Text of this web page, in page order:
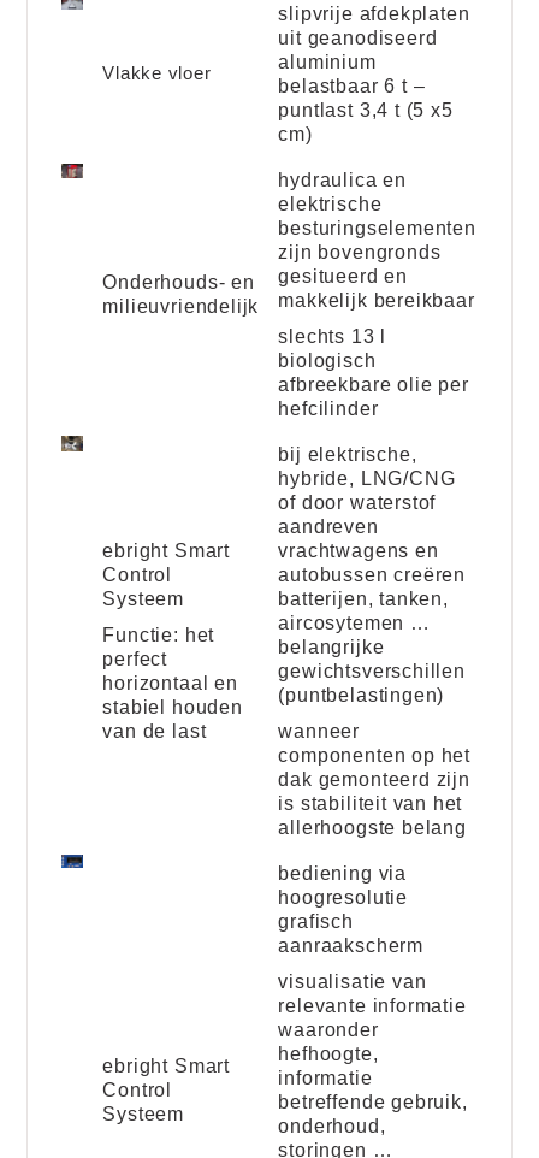
Vlakke vloer
slipvrije afdekplaten
uit geanodiseerd
aluminium
belastbaar 6 t –
puntlast 3,4 t (5 x5
cm)
Onderhouds- en
milieuvriendelijk
hydraulica en
elektrische
besturingselementen
zijn bovengronds
gesitueerd en
makkelijk bereikbaar
slechts 13 l
biologisch
afbreekbare olie per
hefcilinder
ebright Smart
Control
Systeem
Functie: het
perfect
horizontaal en
stabiel houden
van de last
bij elektrische,
hybride, LNG/CNG
of door waterstof
aandreven
vrachtwagens en
autobussen creëren
batterijen, tanken,
aircosytemen …
belangrijke
gewichtsverschillen
(puntbelastingen)
wanneer
componenten op het
dak gemonteerd zijn
is stabiliteit van het
allerhoogste belang
ebright Smart
Control
Systeem
bediening via
hoogresolutie
grafisch
aanraakscherm
visualisatie van
relevante informatie
waaronder
hefhoogte,
informatie
betreffende gebruik,
onderhoud,
storingen …